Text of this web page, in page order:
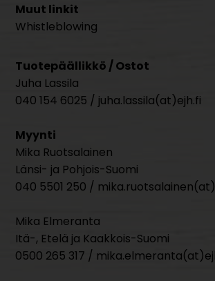
Muut linkit
Whistleblowing
Tuotepäällikkö / Ostot
Juha Lassila
040 154 6025 / juha.lassila(at)ejh.fi
Myynti
Mika Ruotsalainen
Länsi- ja Pohjois-Suomi
040 5501 250 /
Mika Elmeranta
Itä-, Etelä ja Kaakkois-Suomi
0500 265 317 /